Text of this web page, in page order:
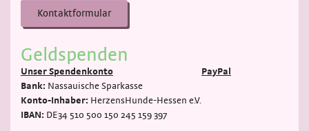
Kontaktformular
Geldspenden
Unser Spendenkonto
Bank: Nassauische Sparkasse
Konto-Inhaber: HerzensHunde-Hessen e.V.
IBAN: DE34 510 500 150 245 159 397
PayPal